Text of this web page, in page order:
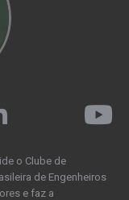
o Clube de
de Engenheiros
e faz a